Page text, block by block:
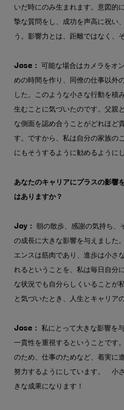
いだ時にのみ生まれます。意図的
摯な質問をし、成功を声高に祝い
う。影響力とは、距離ではなく、
Jose： 可能な場合はカメラをオ
めの時間を作り、同僚の仕事以外
した。このような小さな行動を積
生むことに気づいたのです。父親
な側面を認め合うことがどれほど
す。ですから、私は自分の家族の
にもそうするように勧めるように
あなたのキャリアにプラスの影響
はありますか？
Joy： 朝の散歩、感謝の気持ち、
の成長に大きな影響を与えました
エンスは筋肉であり、進歩は小さ
れるということを、私は毎日自分
な状況でも自分らしくいることが
と気づいたとき、人生とキャリア
Jose： 私にとって大きな影響を
一貫性を重視するということです
のため、仕事のためなど、着実に
努力するようにしています。 小
きな成果になります！